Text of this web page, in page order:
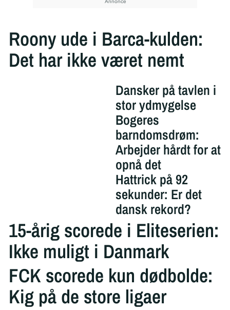
Roony ude i Barca-kulden:
Det har ikke været nemt
Dansker på tavlen i
stor ydmygelse
Bogeres
barndomsdrøm:
Arbejder hårdt for at
opnå det
Hattrick på 92
sekunder: Er det
dansk rekord?
15-årig scorede i Eliteserien:
Ikke muligt i Danmark
FCK scorede kun dødbolde:
Kig på de store ligaer